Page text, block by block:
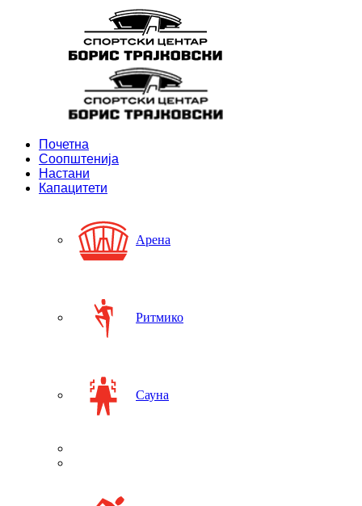
Почетна
Соопштенија
Настани
Капацитети
Арена
Ритмико
Сауна